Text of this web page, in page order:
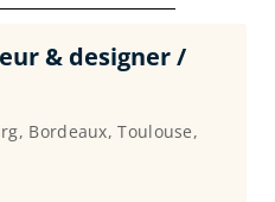
& designer /
Bordeaux, Toulouse,